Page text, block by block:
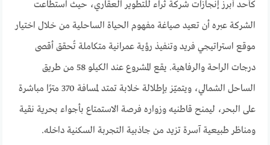
كأحد أبرز إنجازات شركة ثراء للتطوير العقاري، حيث استطاعت
الشركة عبره أن تعيد صياغة مفهوم الحياة الساحلية من خلال اختيار
موقع استراتيجي فريد وتنفيذ رؤية عمرانية متكاملة تُحقق أقصى
درجات الراحة والرفاهية. يقع المشروع عند الكيلو 58 من طريق
الساحل الشمالي، ويتميّز بإطلالة خلابة تمتد لمسافة 370 مترًا مباشرة
على البحر، ليمنح قاطنيه وزواره فرصة الاستمتاع بأجواء بحرية نقية
ومناظر طبيعية آسرة تزيد من جاذبية التجربة السكنية داخله.